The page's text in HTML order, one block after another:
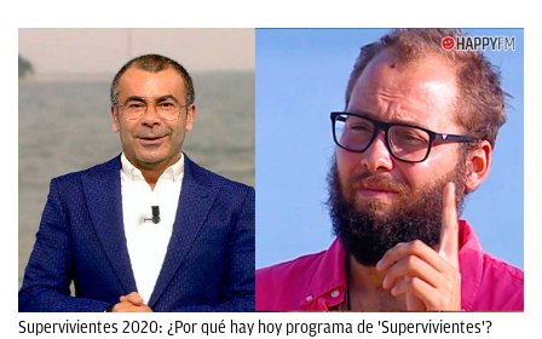
Supervivientes 2020: ¿Por qué hay hoy programa de 'Supervivientes'?